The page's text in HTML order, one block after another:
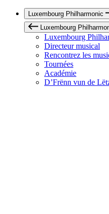
Luxembourg Philharmonic
Luxembourg
Luxembourg
Directeur musical
Rencontrez les
Tournées
Académie
D’Frënn vun de